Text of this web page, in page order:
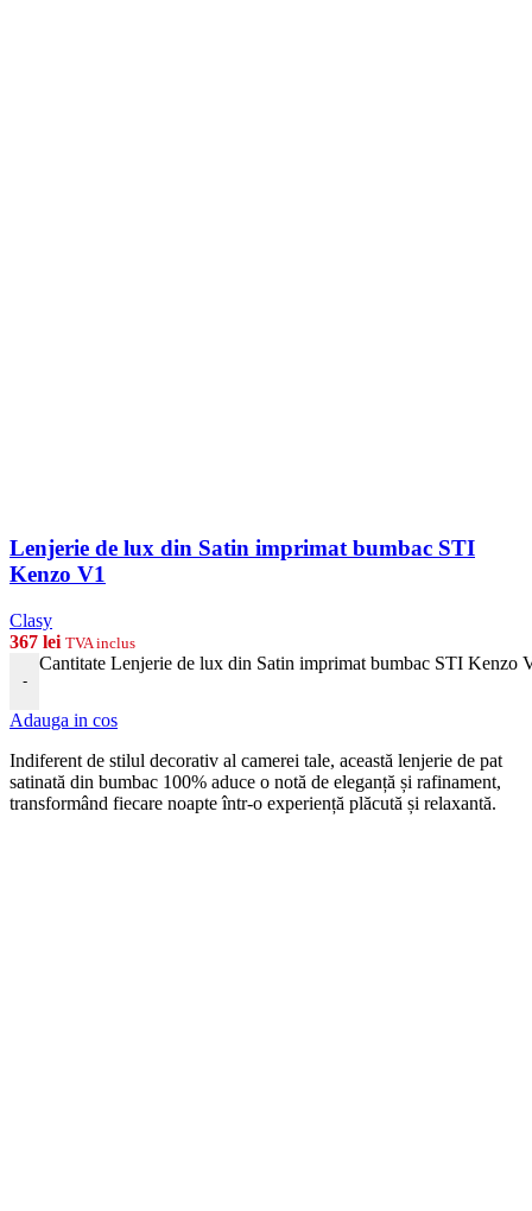
Lenjerie de lux din Satin imprimat bumbac STI
Kenzo V1
Clasy
367 lei TVA inclus
-
Cantitate Lenjerie de lux din Satin imprimat bumbac STI Kenzo
Adauga in cos
Indiferent de stilul decorativ al camerei tale, această lenjerie de pat
satinată din bumbac 100% aduce o notă de eleganță și rafinament,
transformând fiecare noapte într-o experiență plăcută și relaxantă.